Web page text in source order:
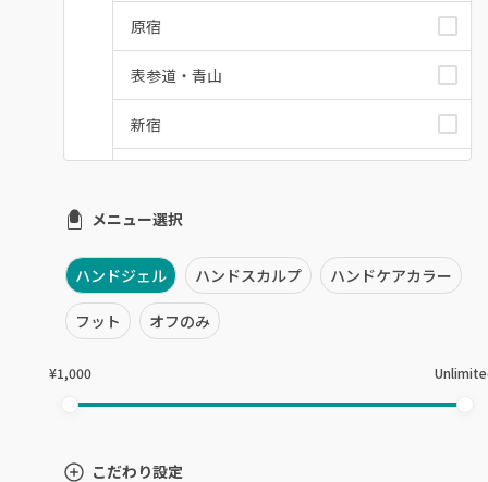
原宿
表参道・青山
新宿
銀座・新橋・有楽町
恵比寿・代官山・中目黒
自由が丘・学芸大学
下北沢・代々木上原
メニュー選択
ハンドジェル ハンドスカルプ ハンドケアカラー
フット オフのみ
¥1,000
こだわり設定